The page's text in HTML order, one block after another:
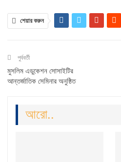
শেয়ার করুন
পুর্ববর্তী
মুসলিম এডুকেশন সোসাইটির
আন্তর্জাতিক সেমিনার অনুষ্ঠিত
আরো..